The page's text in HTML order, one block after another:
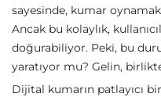
sayesinde, kumar
Ancak bu kolaylık,
doğurabiliyor. Peki, bu
yaratıyor mu? Gelin,
Dijital kumarın patlayıcı